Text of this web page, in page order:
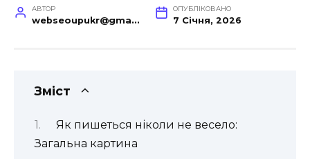
АВТОР
webseoupukr@gmail.com
ОПУБЛІКОВАНО
7 Січня, 2026
Зміст
Як пишеться ніколи не весело:
Загальна картина